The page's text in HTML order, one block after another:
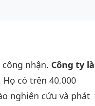
nhận. Công ty là
Họ có trên 40.000
nghiên cứu và phát